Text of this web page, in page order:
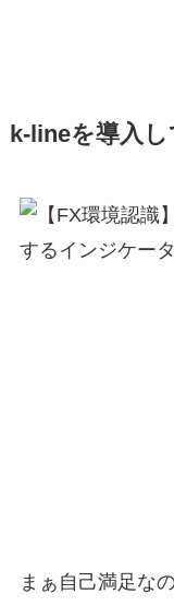
k-lineを導入
まぁ自己満足な